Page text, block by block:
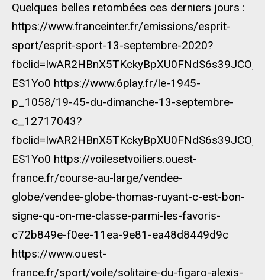
Quelques belles retombées ces derniers jours :
https://www.franceinter.fr/emissions/esprit-
sport/esprit-sport-13-septembre-2020?
ES1Yo0 https://www.6play.fr/le-1945-
p_1058/19-45-du-dimanche-13-septembre-
c_12717043?
ES1Yo0 https://voilesetvoiliers.ouest-
france.fr/course-au-large/vendee-
globe/vendee-globe-thomas-ruyant-c-est-bon-
signe-qu-on-me-classe-parmi-les-favoris-
c72b849e-f0ee-11ea-9e81-ea48d8449d9c
https://www.ouest-
france.fr/sport/voile/solitaire-du-figaro-alexis-